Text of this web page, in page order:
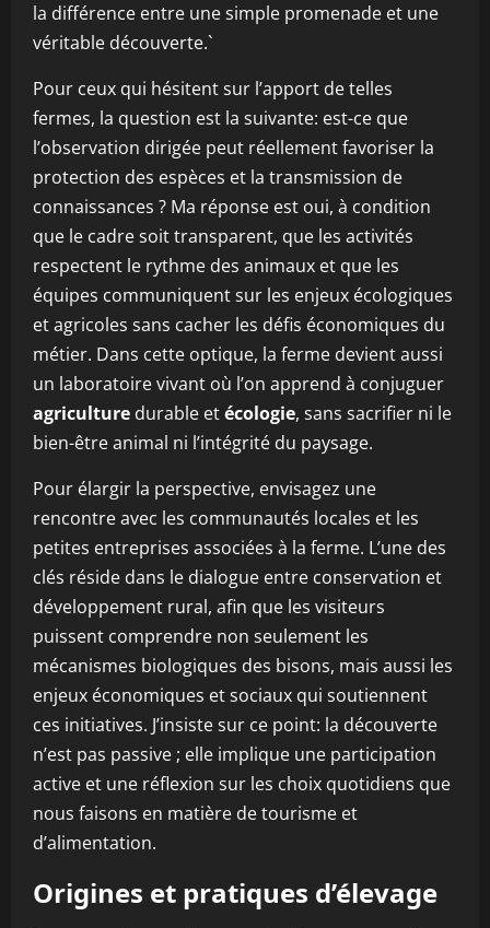
la différence entre une simple promenade et une
véritable découverte.`
Pour ceux qui hésitent sur l’apport de telles
fermes, la question est la suivante: est-ce que
l’observation dirigée peut réellement favoriser la
protection des espèces et la transmission de
connaissances ? Ma réponse est oui, à condition
que le cadre soit transparent, que les activités
respectent le rythme des animaux et que les
équipes communiquent sur les enjeux écologiques
et agricoles sans cacher les défis économiques du
métier. Dans cette optique, la ferme devient aussi
un laboratoire vivant où l’on apprend à conjuguer
agriculture durable etécologie, sans sacrifier ni le
bien-être animal ni l’intégrité du paysage.
Pour élargir la perspective, envisagez une
rencontre avec les communautés locales et les
petites entreprises associées à la ferme. L’une des
clés réside dans le dialogue entre conservation et
développement rural, afin que les visiteurs
puissent comprendre non seulement les
mécanismes biologiques des bisons, mais aussi les
enjeux économiques et sociaux qui soutiennent
ces initiatives. J’insiste sur ce point: la découverte
n’est pas passive ; elle implique une participation
active et une réflexion sur les choix quotidiens que
nous faisons en matière de tourisme et
d’alimentation.
Origines et pratiques d’élevage